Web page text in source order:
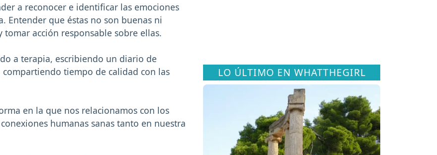
a reconocer e identificar las emociones
Entender que éstas no son buenas ni
acción responsable sobre ellas.
a terapia, escribiendo un diario de
tiempo de calidad con las
en la que nos relacionamos con los
humanas sanas tanto en nuestra
LO ÚLTIMO EN WHATTHEGIRL